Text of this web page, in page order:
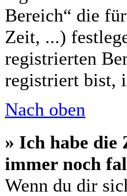
Bereich“ die
Zeit, ...)
registrierten
registriert bist,
Nach oben
» Ich habe die
immer noch
Wenn du dir